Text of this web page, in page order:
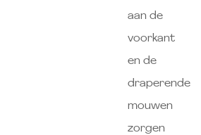
aan de
voorkant
en de
draperende
mouwen
zorgen